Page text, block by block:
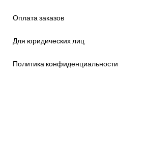
Оплата заказов
Для юридических лиц
Политика конфиденциальности